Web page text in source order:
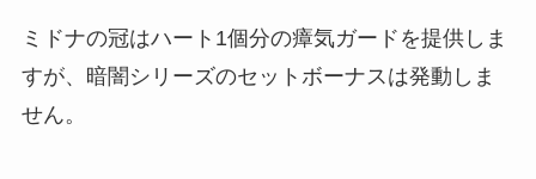
ミドナの冠はハート1個分の瘴気ガードを提供しま
すが、暗闇シリーズのセットボーナスは発動しま
せん。